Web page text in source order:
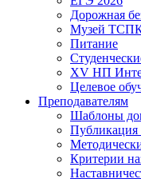
Дорожная
Музей
Питание
XV НП
Целевое
Преподавателям
Шаблоны
Публикация
Критерии